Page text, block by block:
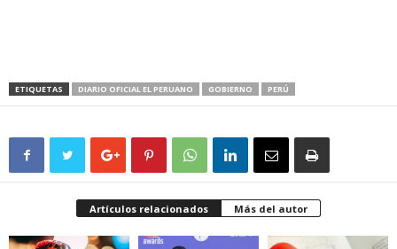
ETIQUETAS DIARIO OFICIAL EL PERUANO GOBIERNO PERÚ
Artículos relacionados Más del autor